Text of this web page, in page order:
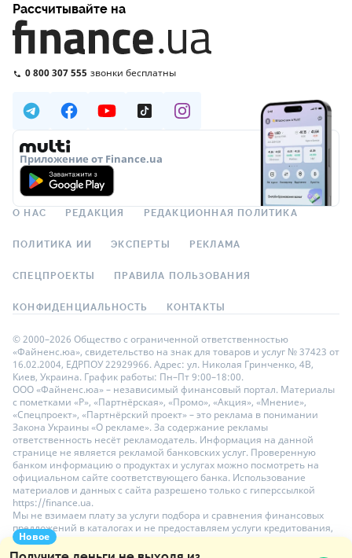
Новое
Рассчитывайте на
0 800 307 555 звонки бесплатны
Приложение от Finance.ua
О НАС РЕДАКЦИЯ РЕДАКЦИОННАЯ ПОЛИТИКА
ПОЛИТИКА ИИ ЭКСПЕРТЫ РЕКЛАМА
СПЕЦПРОЕКТЫ ПРАВИЛА ПОЛЬЗОВАНИЯ
КОНФИДЕНЦИАЛЬНОСТЬ КОНТАКТЫ
© 2000–2026 Общество с ограниченной ответственностью
«Файненс.юа», свидетельство на знак для товаров и услуг № 37423 от
16.02.2004, ЕДРПОУ 22929966. Адрес: ул. Николая Гринченко, 4В,
Киев, Украина. График работы: Пн–Пт 9:00–18:00.
ООО «Файненс.юа» – независимый финансовый портал. Материалы
с пометками «Р», «Партнёрская», «Промо», «Акция», «Мнение»,
«Спецпроект», «Партнёрский проект» – это реклама в понимании
Закона Украины «О рекламе». За содержание рекламы
ответственность несёт рекламодатель. Информация на данной
странице не является рекламой банковских услуг. Проверенную
банком информацию о продуктах и услугах можно посмотреть на
официальном сайте соответствующего банка. Использование
материалов и данных с сайта разрешено только с гиперссылкой
https://finance.ua.
Мы не взимаем плату за услуги подбора и сравнения финансовых
предложений в каталогах и не предоставляем услуги кредитования,
размещения депозитов и страхования. Ваши личные данные на
сайте защищены шифрованием AES-256.